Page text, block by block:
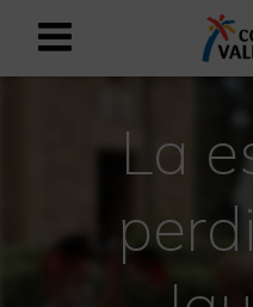
Español
Mediterráneo
La